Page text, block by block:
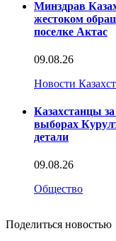
Минздрав
жестоком
поселке Актас
09.08.26
Новости
Казахстанцы
выборах
детали
09.08.26
Общество
Поделиться новостью